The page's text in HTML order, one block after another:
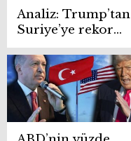
Analiz: Trump’tan
Suriye’ye rekor
gümrük vergisi:
Amaç İsrail’le
normalleşmeye
zorlamak mı?